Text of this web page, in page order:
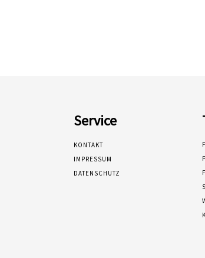
Service
KONTAKT
IMPRESSUM
DATENSCHUTZ